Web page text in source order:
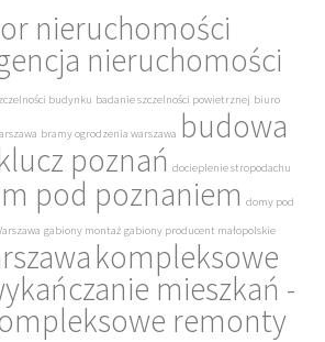
nieruchomości
nieruchomości
budynku badanie szczelności powietrznej biuro
bramy ogrodzenia warszawa budowa
poznań docieplenie stropodachu
pod poznaniem domy pod
gabiony montaż gabiony producent małopolskie
kompleksowe
mieszkań -
remonty